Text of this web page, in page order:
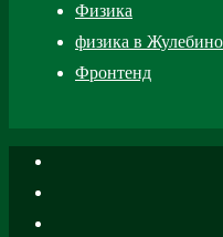
Физика
физика в Жулебино
Фронтенд